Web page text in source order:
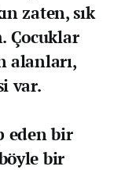
zaten, sık
Çocuklar
alanları,
var.
eden bir
bir